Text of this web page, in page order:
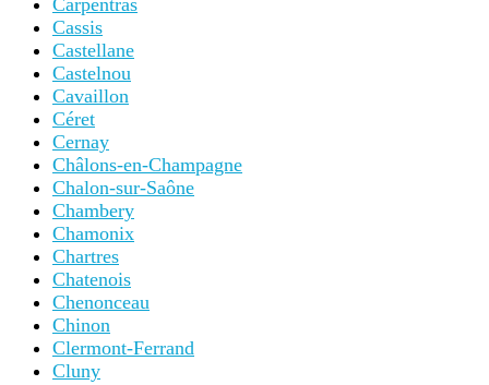
Carpentras
Cassis
Castellane
Castelnou
Cavaillon
Céret
Cernay
Châlons-en-Champagne
Chalon-sur-Saône
Chambery
Chamonix
Chartres
Chatenois
Chenonceau
Chinon
Clermont-Ferrand
Cluny